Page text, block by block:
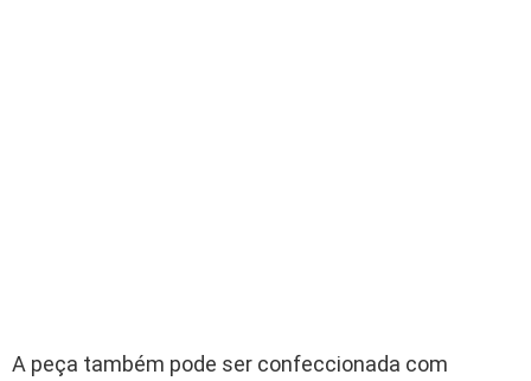
A peça também pode ser confeccionada com